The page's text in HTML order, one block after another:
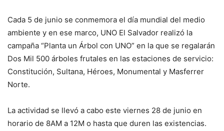
Cada 5 de junio se conmemora el día mundial del medio
ambiente y en ese marco, UNO El Salvador realizó la
campaña “Planta un Árbol con UNO” en la que se regalarán
Dos Mil 500 árboles frutales en las estaciones de servicio:
Constitución, Sultana, Héroes, Monumental y Masferrer
Norte.
La actividad se llevó a cabo este viernes 28 de junio en
horario de 8AM a 12M o hasta que duren las existencias.